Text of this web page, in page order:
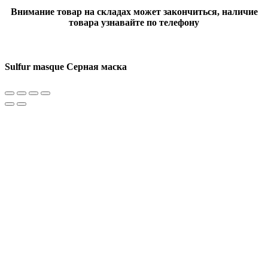
Внимание товар на складах может закончиться, наличие
товара узнавайте по телефону
Sulfur masque Серная маска